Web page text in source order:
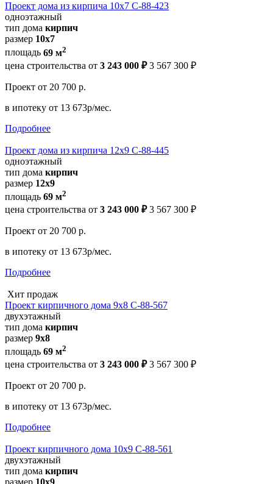
Проект дома из кирпича 10х7 С-88-423
одноэтажный
тип дома кирпич
размер 10х7
площадь 69 м2
цена строительства от 3 243 000 ₽ 3 567 300 ₽
Проект от 20 700 р.
в ипотеку от 13 673р/мес.
Подробнее
Проект дома из кирпича 12х9 С-88-445
одноэтажный
тип дома кирпич
размер 12х9
площадь 69 м2
цена строительства от 3 243 000 ₽ 3 567 300 ₽
Проект от 20 700 р.
в ипотеку от 13 673р/мес.
Подробнее
Хит продаж
Проект кирпичного дома 9х8 С-88-567
двухэтажный
тип дома кирпич
размер 9х8
площадь 69 м2
цена строительства от 3 243 000 ₽ 3 567 300 ₽
Проект от 20 700 р.
в ипотеку от 13 673р/мес.
Подробнее
Проект кирпичного дома 10х9 С-88-561
двухэтажный
тип дома кирпич